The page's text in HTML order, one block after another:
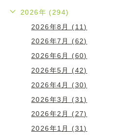
2026年 (294)
2026年8月 (11)
2026年7月 (62)
2026年6月 (60)
2026年5月 (42)
2026年4月 (30)
2026年3月 (31)
2026年2月 (27)
2026年1月 (31)